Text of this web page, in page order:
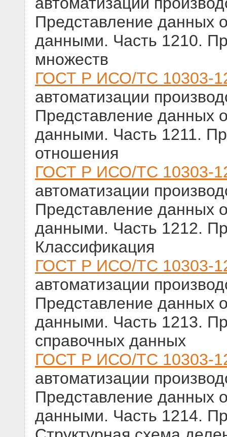
Представление данных
данными. Часть 1210.
множеств
ГОСТ Р ИСО/ТС 10303-
автоматизации
Представление данных
данными. Часть 1211.
отношения
ГОСТ Р ИСО/ТС 10303-
автоматизации
Представление данных
данными. Часть 1212.
Классификация
ГОСТ Р ИСО/ТС 10303-
автоматизации
Представление данных
данными. Часть 1213.
справочных данных
ГОСТ Р ИСО/ТС 10303-
автоматизации
Представление данных
данными. Часть 1214.